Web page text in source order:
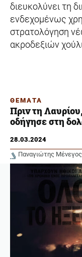
διευκολύνει τη
ενδεχομένως
στρατολόγηση
ακροδεξιών
ΘΕΜΑΤΑ
Πριν τη
οδήγησε στη
28.03.2024
Παναγιώτης Μένεγος